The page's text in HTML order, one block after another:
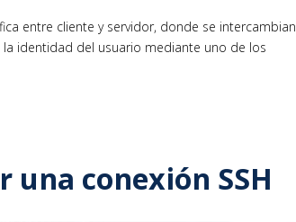
entre cliente y servidor, donde se intercambian
la identidad del usuario mediante uno de los
una conexión SSH